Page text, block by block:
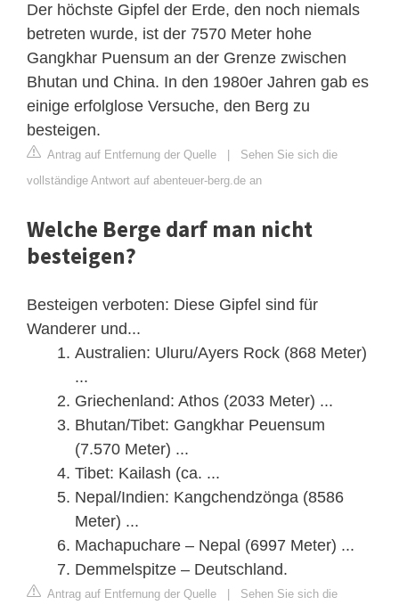
Der höchste Gipfel der Erde, den noch niemals
betreten wurde, ist der 7570 Meter hohe
Gangkhar Puensum an der Grenze zwischen
Bhutan und China. In den 1980er Jahren gab es
einige erfolglose Versuche, den Berg zu
besteigen.
Antrag auf Entfernung der Quelle
Sehen Sie sich die
vollständige Antwort auf abenteuer-berg.de an
Welche Berge darf man nicht
besteigen?
Besteigen verboten: Diese Gipfel sind für
Wanderer und...
Australien: Uluru/Ayers Rock (868 Meter)
...
Griechenland: Athos (2033 Meter) ...
Bhutan/Tibet: Gangkhar Peuensum
(7.570 Meter) ...
Tibet: Kailash (ca. ...
Nepal/Indien: Kangchendzönga (8586
Meter) ...
Machapuchare – Nepal (6997 Meter) ...
Demmelspitze – Deutschland.
Antrag auf Entfernung der Quelle
Sehen Sie sich die